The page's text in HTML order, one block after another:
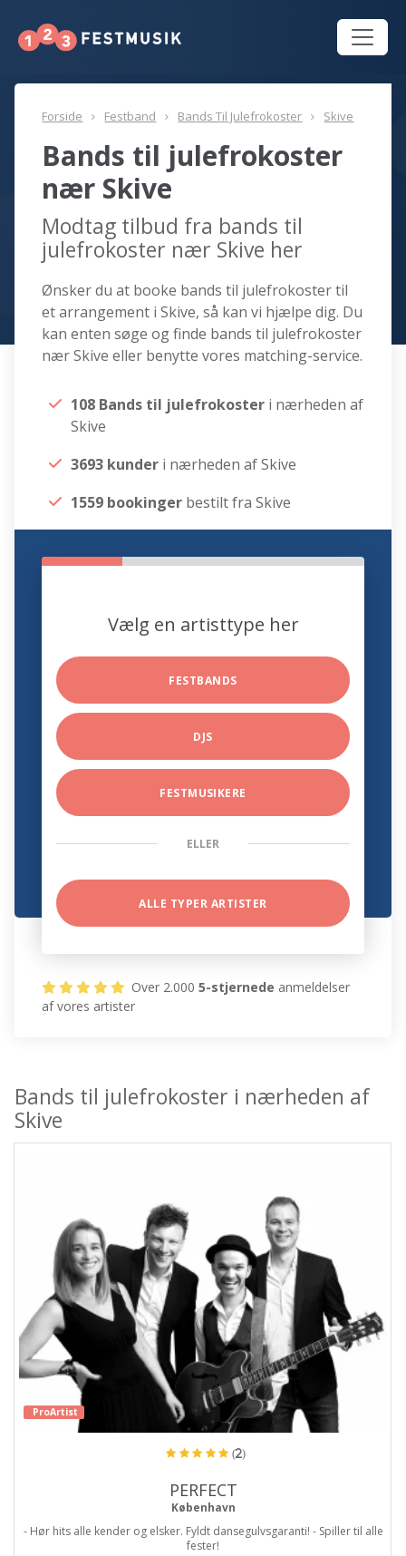
Forside Festband Bands Til Julefrokoster Skive
Bands til julefrokoster
nær Skive
Modtag tilbud fra bands til
julefrokoster nær Skive her
Ønsker du at booke bands til julefrokoster til
et arrangement i Skive, så kan vi hjælpe dig. Du
kan enten søge og finde bands til julefrokoster
nær Skive eller benytte vores matching-service.
108 Bands til julefrokoster i nærheden af
Skive
3693 kunder i nærheden af Skive
1559 bookinger bestilt fra Skive
Vælg en artisttype her
FESTBANDS
DJS
FESTMUSIKERE
ELLER
ALLE TYPER ARTISTER
Over 2.0005-stjernede anmeldelser
af vores artister
Bands til julefrokoster i nærheden af
Skive
ProArtist
(2)
PERFECT
København
- Hør hits alle kender og elsker. Fyldt dansegulvsgaranti! - Spiller til alle
fester!